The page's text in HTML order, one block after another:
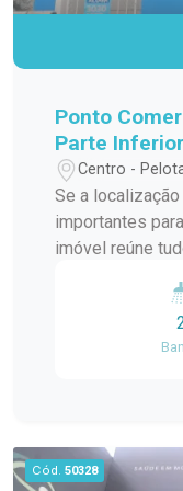
Ponto
Parte Inferior
Centro -
Se a
importantes
imóvel reúne tudo o
este excelente
região
veículos e
amplo e
possibilidades
Cód. 50328